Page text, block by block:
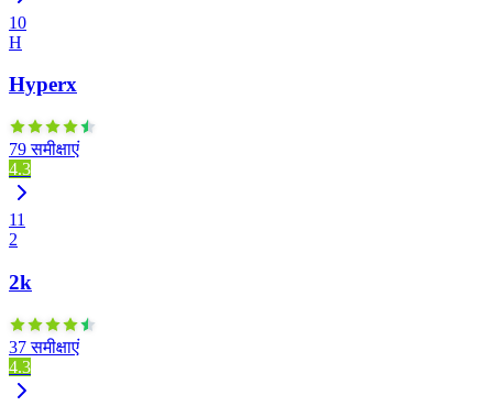
10
H
Hyperx
79 समीक्षाएं
4.3
11
2
2k
37 समीक्षाएं
4.3